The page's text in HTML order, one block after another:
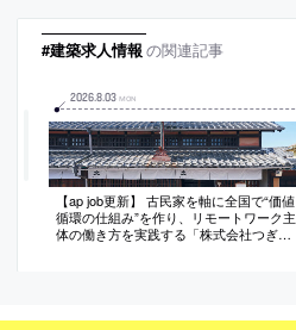
#建築求人情報 の関連記事
2026.8.03 MON
【ap job更新】 古民家を軸に全国で“価値
循環の仕組み”を作り、リモートワーク主
体の働き方を実践する「株式会社つぎ